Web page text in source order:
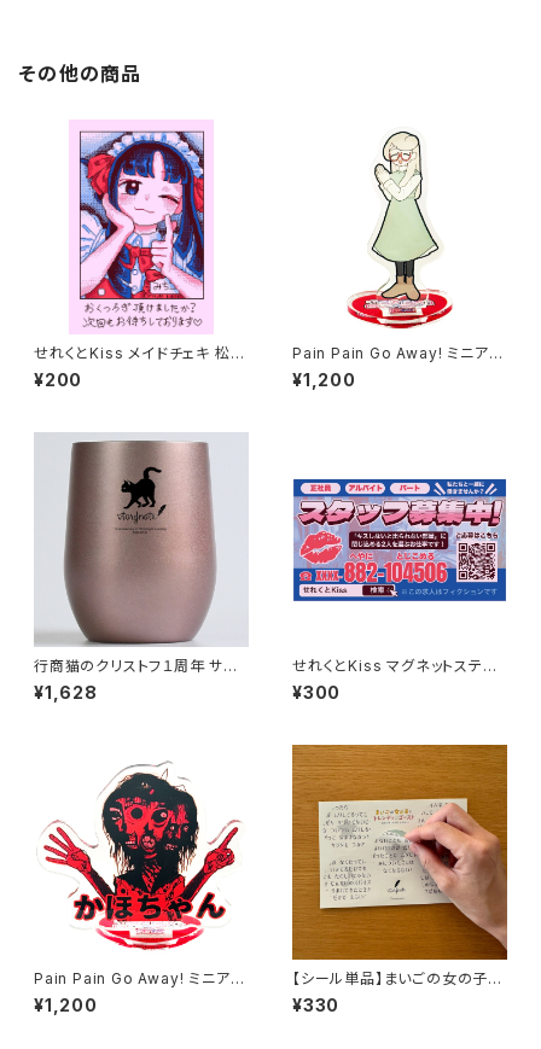
その他の商品
せれくとKiss メイドチェキ 松平
三千子
¥200
Pain Pain Go Away! ミニアク
リルスタンド リオさん
¥1,200
行商猫のクリストフ１周年 サー
モタンブラー
¥1,628
せれくとKiss マグネットステッ
カー
¥300
Pain Pain Go Away! ミニアク
リルスタンド かほちゃん
¥1,200
【シール単品】まいごの女の子と
トレンディ☆ゴースト ～あるい
て つくる えほん～
¥330